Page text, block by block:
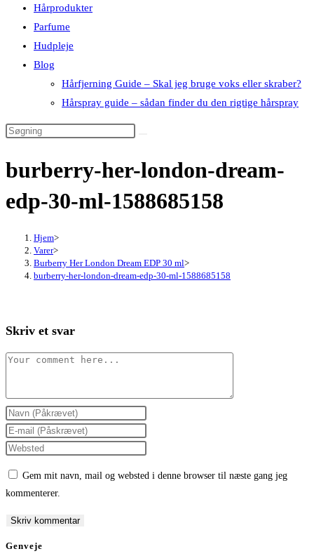
Hårprodukter
Parfume
Hudpleje
Blog
Hårfjerning Guide – Skal jeg bruge voks eller skraber?
Hårspray guide – sådan finder du den rigtige hårspray
burberry-her-london-dream-
edp-30-ml-1588685158
Hjem>
Varer>
Burberry Her London Dream EDP 30 ml>
burberry-her-london-dream-edp-30-ml-1588685158
Skriv et svar
Comment
Enter
your
name
comment
Enter
your
comment
Enter
(optional)
Gem mit navn, mail og websted i denne browser til næste gang jeg
kommenterer.
Genveje